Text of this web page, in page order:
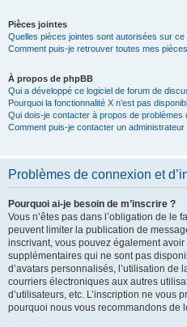
Pièces jointes
Quelles pièces jointes sont autorisées sur ce
Comment puis-je retrouver toutes mes
À propos de phpBB
Qui a développé ce logiciel de forum de
Pourquoi la fonctionnalité X n’est pas
Qui dois-je contacter à propos de problèmes
Comment puis-je contacter un administrateur
Problèmes de connexion et
Pourquoi ai-je besoin de m’inscrire ?
Vous n’êtes pas dans l’obligation de le
peuvent limiter la publication de
inscrivant, vous pouvez également
supplémentaires qui ne sont pas
d’avatars personnalisés, l’utilisation de
courriers électroniques aux autres
d’utilisateurs, etc. L’inscription ne vous
pourquoi nous vous recommandons de